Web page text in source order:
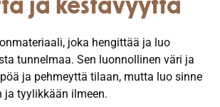
ja kestävyyttä
joka hengittää ja luo
tunnelmaa. Sen luonnollinen väri ja
ja pehmeyttä tilaan, mutta luo sinne
ja tyylikkään ilmeen.